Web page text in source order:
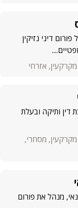
דיני נזיקין
אזרחי
דין ותיקה ובעלת
מסחרי,
מנהל את פורום